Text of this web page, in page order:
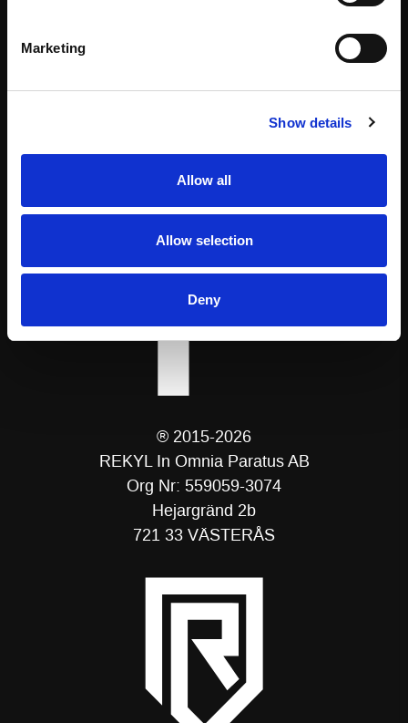
Marketing
Show details
Allow all
Allow selection
Deny
® 2015-2026
REKYL In Omnia Paratus AB
Org Nr: 559059-3074
Hejargränd 2b
721 33 VÄSTERÅS